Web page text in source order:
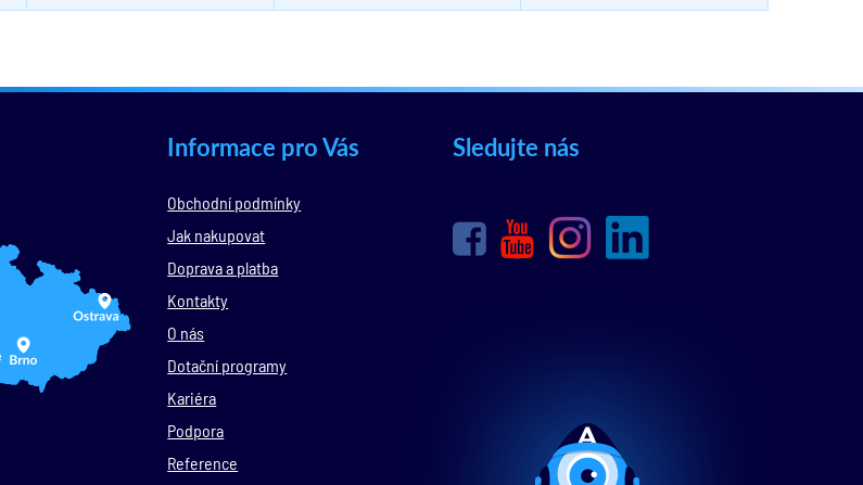
Informace pro Vás
Obchodní podmínky
Jak nakupovat
Doprava a platba
Kontakty
O nás
Dotační programy
Kariéra
Podpora
Reference
Sledujte nás